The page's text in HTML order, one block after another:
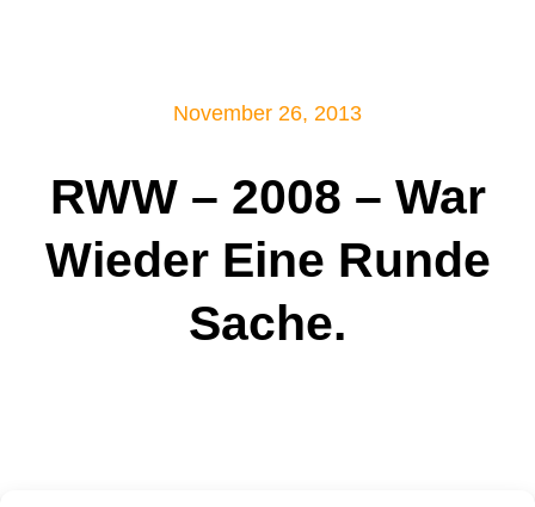
November 26, 2013
RWW – 2008 – War
Wieder Eine Runde
Sache.